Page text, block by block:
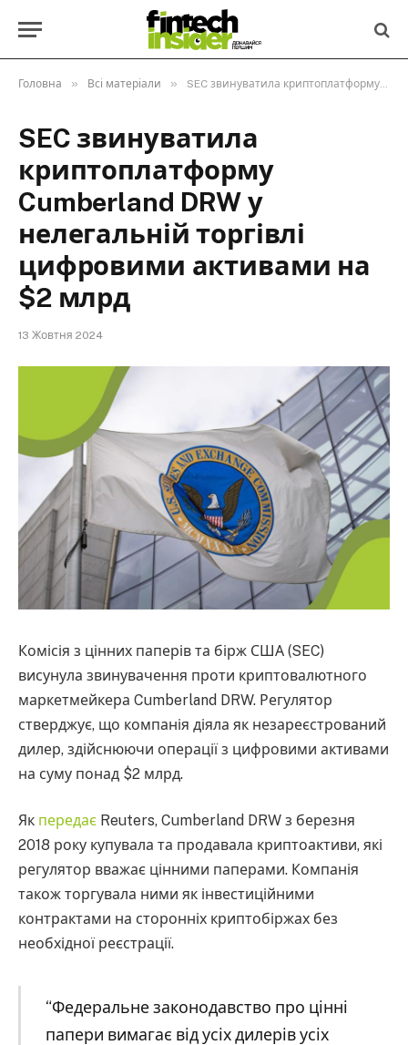
Головна » Всі матеріали » SEC звинуватила криптоплатформу Cumberland DRW у нелегальній торгівлі цифровими активами на $2 млрд
SEC звинуватила
криптоплатформу
Cumberland DRW у
нелегальній торгівлі
цифровими активами на
$2 млрд
13 Жовтня 2024
Комісія з цінних паперів та бірж США (SEC)
висунула звинувачення проти криптовалютного
маркетмейкера Cumberland DRW. Регулятор
стверджує, що компанія діяла як незареєстрований
дилер, здійснюючи операції з цифровими активами
на суму понад $2 млрд.
Як передає Reuters, Cumberland DRW з березня
2018 року купувала та продавала криптоактиви, які
регулятор вважає цінними паперами. Компанія
також торгувала ними як інвестиційними
контрактами на сторонніх криптобіржах без
необхідної реєстрації.
“Федеральне законодавство про цінні
папери вимагає від усіх дилерів усіх